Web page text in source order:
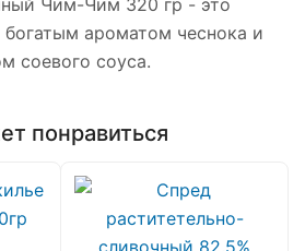
Чим-Чим 320 гр - это
ароматом чеснока и
соевого соуса.
понравиться